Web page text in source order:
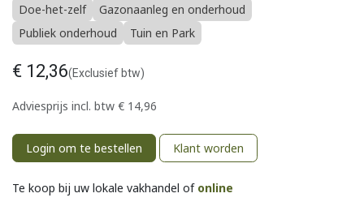
Doe-het-zelf
Gazonaanleg en onderhoud
Publiek onderhoud
Tuin en Park
€ 12,36(Exclusief btw)
Adviesprijs incl. btw € 14,96
Login om te bestellen Klant worden
Te koop bij uw lokale vakhandel of online